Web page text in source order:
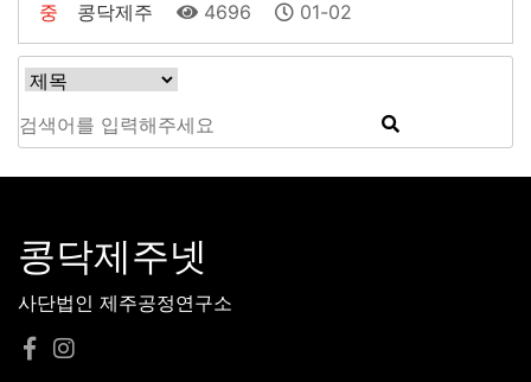
중
콩닥제주
4696 01-02
콩닥제주넷
사단법인 제주공정연구소